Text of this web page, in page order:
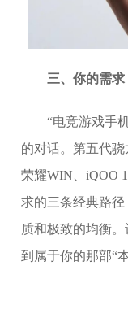
三、你的需
“电竞游戏手
的对话。第五代
荣耀WIN、iQOO
求的三条经典路
质和极致的均衡
到属于你的那部“